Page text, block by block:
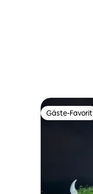
Gäste-Favorit
Gäste-Favorit